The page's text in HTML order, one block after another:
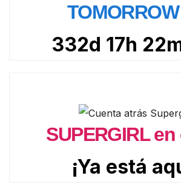
332d 17h
SUPERGIRL
¡Ya está